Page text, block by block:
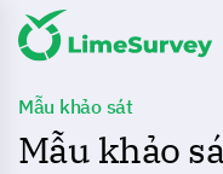
Mẫu khảo sát
Mẫu khảo